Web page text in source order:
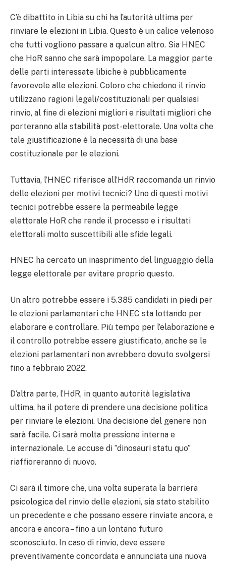
C’è dibattito in Libia su chi ha l’autorità ultima per
rinviare le elezioni in Libia. Questo è un calice velenoso
che tutti vogliono passare a qualcun altro. Sia HNEC
che HoR sanno che sarà impopolare. La maggior parte
delle parti interessate libiche è pubblicamente
favorevole alle elezioni. Coloro che chiedono il rinvio
utilizzano ragioni legali/costituzionali per qualsiasi
rinvio, al fine di elezioni migliori e risultati migliori che
porteranno alla stabilità post-elettorale. Una volta che
tale giustificazione è la necessità di una base
costituzionale per le elezioni.
Tuttavia, l’HNEC riferisce all’HdR raccomanda un rinvio
delle elezioni per motivi tecnici? Uno di questi motivi
tecnici potrebbe essere la permeabile legge
elettorale HoR che rende il processo e i risultati
elettorali molto suscettibili alle sfide legali.
HNEC ha cercato un inasprimento del linguaggio della
legge elettorale per evitare proprio questo.
Un altro potrebbe essere i 5.385 candidati in piedi per
le elezioni parlamentari che HNEC sta lottando per
elaborare e controllare. Più tempo per l’elaborazione e
il controllo potrebbe essere giustificato, anche se le
elezioni parlamentari non avrebbero dovuto svolgersi
fino a febbraio 2022.
D’altra parte, l’HdR, in quanto autorità legislativa
ultima, ha il potere di prendere una decisione politica
per rinviare le elezioni. Una decisione del genere non
sarà facile. Ci sarà molta pressione interna e
internazionale. Le accuse di ”dinosauri statu quo”
riaffioreranno di nuovo.
Ci sarà il timore che, una volta superata la barriera
psicologica del rinvio delle elezioni, sia stato stabilito
un precedente e che possano essere rinviate ancora, e
ancora e ancora – fino a un lontano futuro
sconosciuto. In caso di rinvio, deve essere
preventivamente concordata e annunciata una nuova